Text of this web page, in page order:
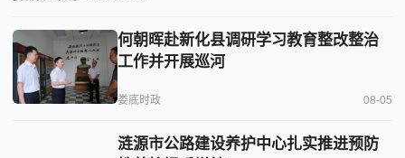
何朝晖赴新化县调研学习教育整改整治
工作并开展巡河
娄底时政 08-05
涟源市公路建设养护中心扎实推进预防